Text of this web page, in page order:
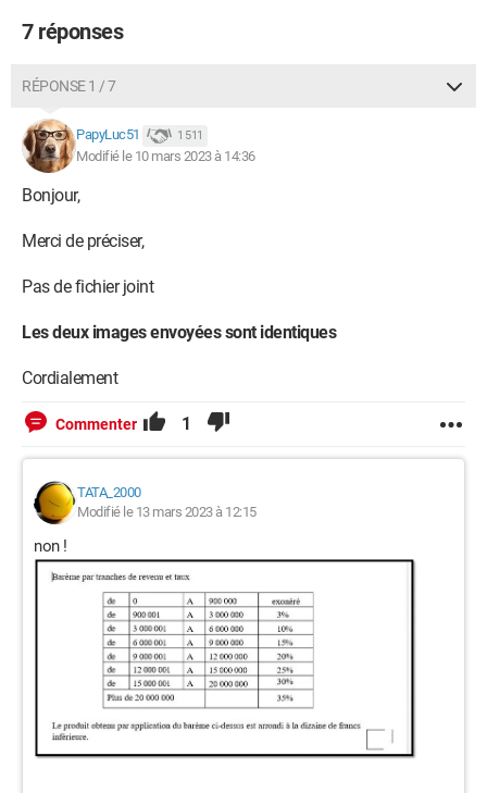
((D13-
0+((4000000-900000)*0,07)+((6000000-4000000)*0,15)+
SI(D13>15000000;((D13-15000000)*0,35)+3021500;0))))))
la formule accompagné de l image
7 réponses
RÉPONSE 1 / 7
PapyLuc51 1 511
Modifié le 10 mars 2023 à 14:36
Bonjour,
Merci de préciser,
Pas de fichier joint
Les deux images envoyées sont identiques
Cordialement
Commenter 1
TATA_2000
Modifié le 13 mars 2023 à 12:15
non !